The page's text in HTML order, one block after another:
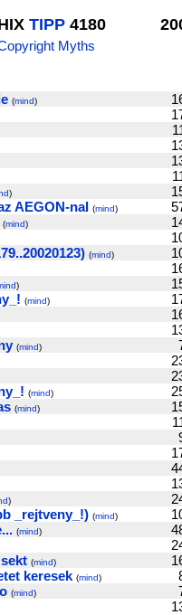
TIPP 4180
Myths
(mind)
)
AEGON-nal (mind)
(mind)
(mind)
)
(mind)
(mind)
(mind)
(mind)
)
_rejtveny_!) (mind)
(mind)
(mind)
keresek (mind)
(mind)